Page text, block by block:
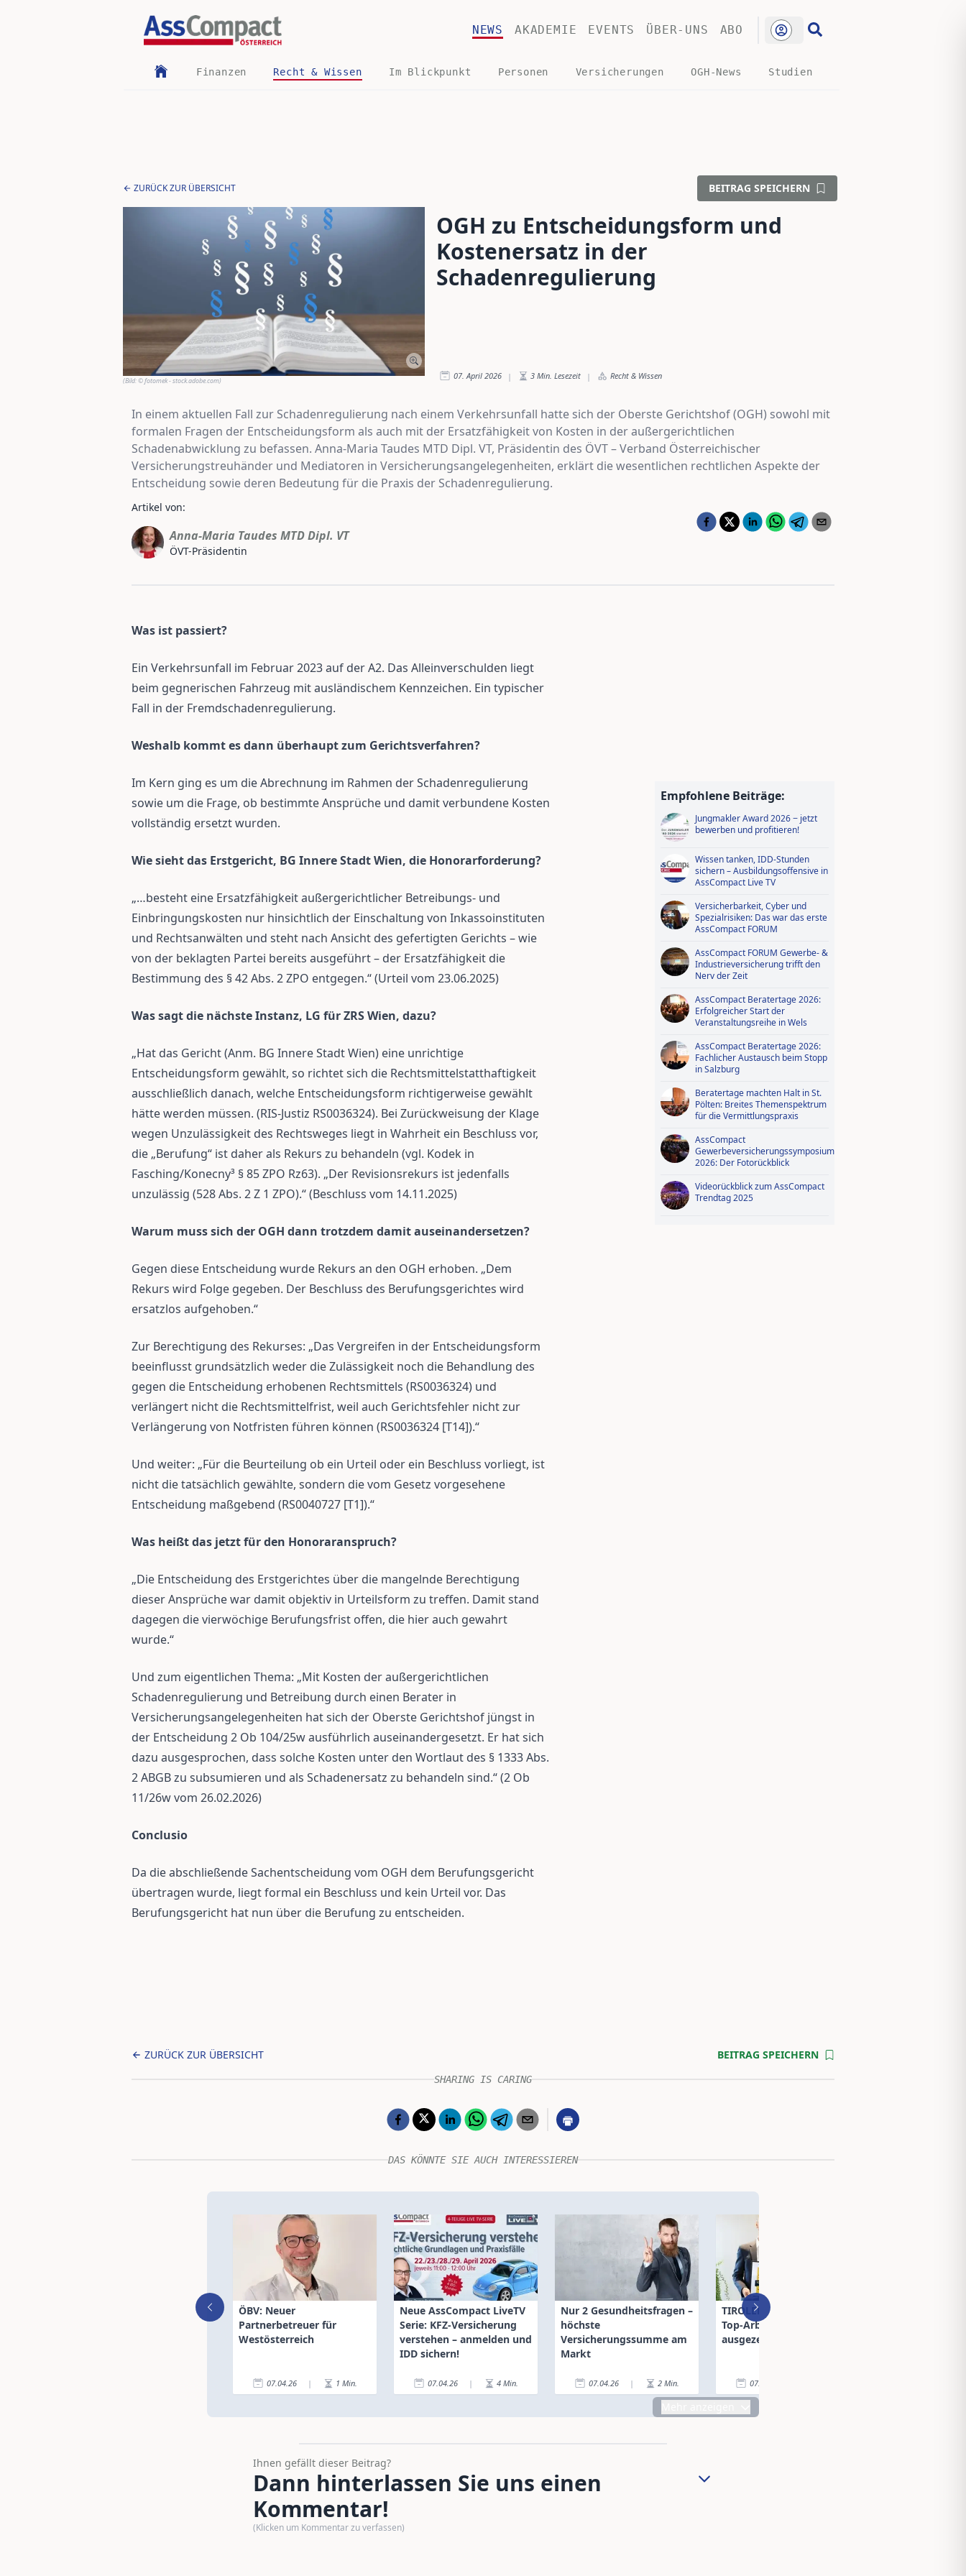
NEWS AKADEMIE EVENTS ÜBER-UNS ABO
Finanzen Recht & Wissen Im Blickpunkt Personen Versicherungen OGH-News Studien
ZURÜCK ZUR ÜBERSICHT BEITRAG SPEICHERN
(Bild:© fotomek - stock.adobe.com)
OGH zu Entscheidungsform und
Kostenersatz in der
Schadenregulierung
07. April 2026 | 3 Min. Lesezeit | Recht & Wissen
In einem aktuellen Fall zur Schadenregulierung nach einem Verkehrsunfall hatte sich der Oberste Gerichtshof (OGH) sowohl mit
formalen Fragen der Entscheidungsform als auch mit der Ersatzfähigkeit von Kosten in der außergerichtlichen
Schadenabwicklung zu befassen. Anna-Maria Taudes MTD Dipl. VT, Präsidentin des ÖVT – Verband Österreichischer
Versicherungstreuhänder und Mediatoren in Versicherungsangelegenheiten, erklärt die wesentlichen rechtlichen Aspekte der
Entscheidung sowie deren Bedeutung für die Praxis der Schadenregulierung.
Artikel von:
Anna-Maria Taudes MTD Dipl. VT
ÖVT-Präsidentin
Was ist passiert?
Ein Verkehrsunfall im Februar 2023 auf der A2. Das Alleinverschulden liegt
beim gegnerischen Fahrzeug mit ausländischem Kennzeichen. Ein typischer
Fall in der Fremdschadenregulierung.
Weshalb kommt es dann überhaupt zum Gerichtsverfahren?
Im Kern ging es um die Abrechnung im Rahmen der Schadenregulierung
sowie um die Frage, ob bestimmte Ansprüche und damit verbundene Kosten
vollständig ersetzt wurden.
Wie sieht das Erstgericht, BG Innere Stadt Wien, die Honorarforderung?
„…besteht eine Ersatzfähigkeit außergerichtlicher Betreibungs- und
Einbringungskosten nur hinsichtlich der Einschaltung von Inkassoinstituten
und Rechtsanwälten und steht nach Ansicht des gefertigten Gerichts – wie
von der beklagten Partei bereits ausgeführt – der Ersatzfähigkeit die
Bestimmung des § 42 Abs. 2 ZPO entgegen.“ (Urteil vom 23.06.2025)
Was sagt die nächste Instanz, LG für ZRS Wien, dazu?
„Hat das Gericht (Anm. BG Innere Stadt Wien) eine unrichtige
Entscheidungsform gewählt, so richtet sich die Rechtsmittelstatthaftigkeit
ausschließlich danach, welche Entscheidungsform richtigerweise gewählt
hätte werden müssen. (RIS-Justiz RS0036324). Bei Zurückweisung der Klage
wegen Unzulässigkeit des Rechtsweges liegt in Wahrheit ein Beschluss vor,
die „Berufung“ ist daher als Rekurs zu behandeln (vgl. Kodek in
Fasching/Konecny³ § 85 ZPO Rz63). „Der Revisionsrekurs ist jedenfalls
unzulässig (528 Abs. 2 Z 1 ZPO).“ (Beschluss vom 14.11.2025)
Warum muss sich der OGH dann trotzdem damit auseinandersetzen?
Gegen diese Entscheidung wurde Rekurs an den OGH erhoben. „Dem
Rekurs wird Folge gegeben. Der Beschluss des Berufungsgerichtes wird
ersatzlos aufgehoben.“
Zur Berechtigung des Rekurses: „Das Vergreifen in der Entscheidungsform
beeinflusst grundsätzlich weder die Zulässigkeit noch die Behandlung des
gegen die Entscheidung erhobenen Rechtsmittels (RS0036324) und
verlängert nicht die Rechtsmittelfrist, weil auch Gerichtsfehler nicht zur
Verlängerung von Notfristen führen können (RS0036324 [T14]).“
Und weiter: „Für die Beurteilung ob ein Urteil oder ein Beschluss vorliegt, ist
nicht die tatsächlich gewählte, sondern die vom Gesetz vorgesehene
Entscheidung maßgebend (RS0040727 [T1]).“
Was heißt das jetzt für den Honoraranspruch?
„Die Entscheidung des Erstgerichtes über die mangelnde Berechtigung
dieser Ansprüche war damit objektiv in Urteilsform zu treffen. Damit stand
dagegen die vierwöchige Berufungsfrist offen, die hier auch gewahrt
wurde.“
Und zum eigentlichen Thema: „Mit Kosten der außergerichtlichen
Schadenregulierung und Betreibung durch einen Berater in
Versicherungsangelegenheiten hat sich der Oberste Gerichtshof jüngst in
der Entscheidung 2 Ob 104/25w ausführlich auseinandergesetzt. Er hat sich
dazu ausgesprochen, dass solche Kosten unter den Wortlaut des § 1333 Abs.
2 ABGB zu subsumieren und als Schadenersatz zu behandeln sind.“ (2 Ob
11/26w vom 26.02.2026)
Conclusio
Da die abschließende Sachentscheidung vom OGH dem Berufungsgericht
übertragen wurde, liegt formal ein Beschluss und kein Urteil vor. Das
Berufungsgericht hat nun über die Berufung zu entscheiden.
Empfohlene Beiträge:
Jungmakler Award 2026 − jetzt
bewerben und profitieren!
Wissen tanken, IDD-Stunden
sichern – Ausbildungsoffensive in
AssCompact Live TV
Versicherbarkeit, Cyber und
Spezialrisiken: Das war das erste
AssCompact FORUM
AssCompact FORUM Gewerbe- &
Industrieversicherung trifft den
Nerv der Zeit
AssCompact Beratertage 2026:
Erfolgreicher Start der
Veranstaltungsreihe in Wels
AssCompact Beratertage 2026:
Fachlicher Austausch beim Stopp
in Salzburg
Beratertage machten Halt in St.
Pölten: Breites Themenspektrum
für die Vermittlungspraxis
AssCompact
Gewerbeversicherungssymposium
2026: Der Fotorückblick
Videorückblick zum AssCompact
Trendtag 2025
ZURÜCK ZUR ÜBERSICHT BEITRAG SPEICHERN
SHARING IS CARING
DAS KÖNNTE SIE AUCH INTERESSIEREN
ÖBV: Neuer
Partnerbetreuer für
Westösterreich
07.04.26 | 1 Min.
Neue AssCompact LiveTV
Serie: KFZ-Versicherung
verstehen – anmelden und
IDD sichern!
07.04.26 | 4 Min.
Nur 2 Gesundheitsfragen –
höchste
Versicherungssumme am
Markt
07.04.26 | 2 Min.
TIROLER Versicherung als
Top-Arbeitgeber
ausgezeichnet
07.04.26
Ihnen gefällt dieser Beitrag?
Dann hinterlassen Sie uns einen
Kommentar!
(Klicken um Kommentar zu verfassen)